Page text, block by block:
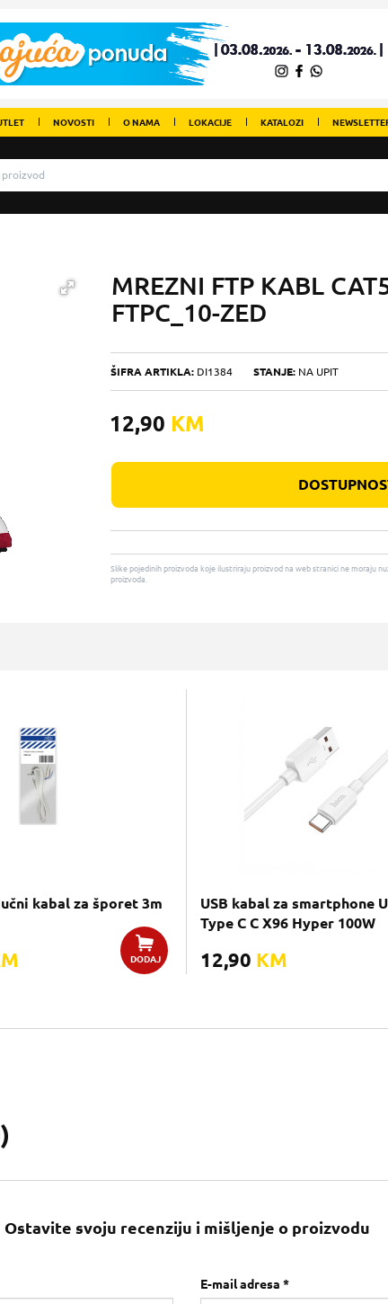
NOVOSTI O NAMA LOKACIJE KATALOZI
MREZNI FTP KABL
FTPC_10-ZED
ŠIFRA ARTIKLA: DI1384 STANJE: NA UPIT
12,90 KM
Slike pojedinih proizvoda koje ilustriraju proizvod na web stranici ne moraju
proizvoda.
kabal za šporet 3m
DODAJ
USB kabal za smartphone
Type C C X96 Hyper 100W
12,90 KM
)
Ostavite svoju recenziju i mišljenje o proizvodu
E-mail adresa *